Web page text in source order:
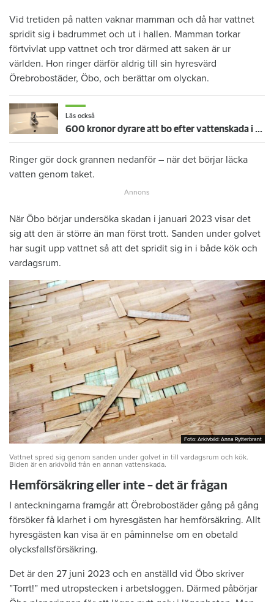
Vid tretiden på natten vaknar mamman och då har vattnet
spridit sig i badrummet och ut i hallen. Mamman torkar
förtvivlat upp vattnet och tror därmed att saken är ur
världen. Hon ringer därför aldrig till sin hyresvärd
Örebrobostäder, Öbo, och berättar om olyckan.
Läs också
600 kronor dyrare att bo efter vattenskada i Varberg
Ringer gör dock grannen nedanför – när det börjar läcka
vatten genom taket.
När Öbo börjar undersöka skadan i januari 2023 visar det
sig att den är större än man först trott. Sanden under golvet
har sugit upp vattnet så att det spridit sig in i både kök och
vardagsrum.
Foto: Arkivbild: Anna Rytterbrant
Foto: Arkivbild: Anna Rytterbrant
Vattnet spred sig genom sanden under golvet in till vardagsrum och kök.
Biden är en arkivbild från en annan vattenskada.
Hemförsäkring eller inte – det är frågan
I anteckningarna framgår att Örebrobostäder gång på gång
försöker få klarhet i om hyresgästen har hemförsäkring. Allt
hyresgästen kan visa är en påminnelse om en obetald
olycksfallsförsäkring.
Det är den 27 juni 2023 och en anställd vid Öbo skriver
”Torrt!” med utropstecken i arbetsloggen. Därmed påbörjar